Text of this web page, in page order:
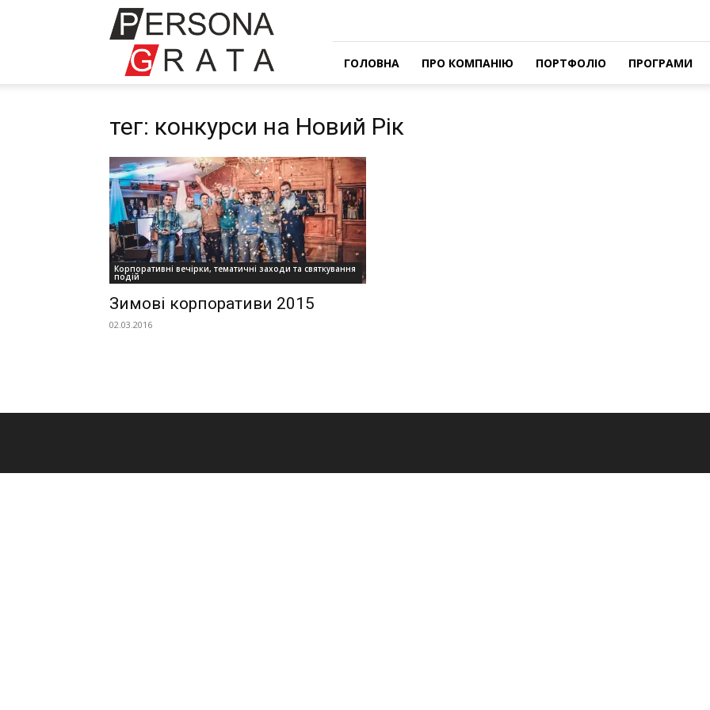
Івент
компанія
Персона
Грата
ГОЛОВНА ПРО КОМПАНІЮ ПОРТФОЛІО ПРОГРАМИ
тег: конкурси на Новий Рік
Корпоративні вечірки, тематичні заходи та святкування
подій
Зимові корпоративи 2015
02.03.2016